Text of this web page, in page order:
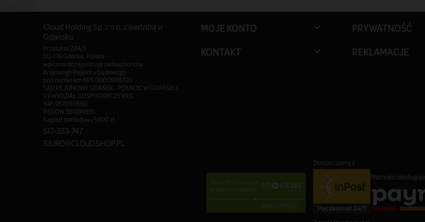
Cloud Holding Sp. z o.o. z siedzibą w
Gdańsku
Przytulna 22A/5
80-176 Gdańsk, Polska
wpisana do rejestru przedsiębiorców
Krajowego Rejestru Sądowego
pod numerem KRS 0000998700
SĄD REJONOWY GDAŃSK - PÓŁNOC W GDAŃSKU,
VII WYDZIAŁ GOSPODARCZY KRS
NIP: 9571110560
REGON 381694935
Kapitał zakładowy 5600 zł
517-333-747
BIURO@CLOUDSHOP.PL
MOJE KONTO 
KONTAKT 
PRYWATNOŚĆ
REKLAMACJE
Dostarczamy z
Płatności obsługuje